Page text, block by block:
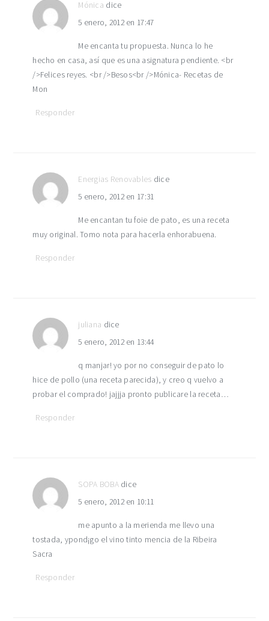
Mónica dice
5 enero, 2012 en 17:47
Me encanta tu propuesta. Nunca lo he
hecho en casa, así que es una asignatura pendiente. <br
/>Felices reyes. <br />Besos<br />Mónica- Recetas de
Mon
Responder
Energias Renovables dice
5 enero, 2012 en 17:31
Me encantan tu foie de pato, es una receta
muy original. Tomo nota para hacerla enhorabuena.
Responder
juliana dice
5 enero, 2012 en 13:44
q manjar! yo por no conseguir de pato lo
hice de pollo (una receta parecida), y creo q vuelvo a
probar el comprado! jajjja pronto publicare la receta…
Responder
SOPA BOBA dice
5 enero, 2012 en 10:11
me apunto a la merienda me llevo una
tostada, ypond¡go el vino tinto mencia de la Ribeira
Sacra
Responder